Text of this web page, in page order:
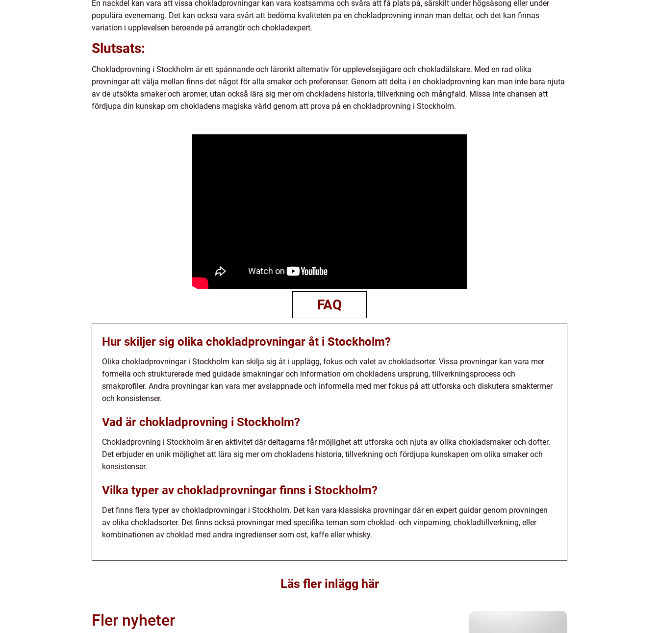
En nackdel kan vara att vissa chokladprovningar kan vara kostsamma och svåra att få plats på, särskilt under högsäsong eller under
populära evenemang. Det kan också vara svårt att bedöma kvaliteten på en chokladprovning innan man deltar, och det kan finnas
variation i upplevelsen beroende på arrangör och chokladexpert.
Slutsats:
Chokladprovning i Stockholm är ett spännande och lärorikt alternativ för upplevelsejägare och chokladälskare. Med en rad olika
provningar att välja mellan finns det något för alla smaker och preferenser. Genom att delta i en chokladprovning kan man inte bara njuta
av de utsökta smaker och aromer, utan också lära sig mer om chokladens historia, tillverkning och mångfald. Missa inte chansen att
fördjupa din kunskap om chokladens magiska värld genom att prova på en chokladprovning i Stockholm.
FAQ
Hur skiljer sig olika chokladprovningar åt i Stockholm?
Olika chokladprovningar i Stockholm kan skilja sig åt i upplägg, fokus och valet av chokladsorter. Vissa provningar kan vara mer
formella och strukturerade med guidade smakningar och information om chokladens ursprung, tillverkningsprocess och
smakprofiler. Andra provningar kan vara mer avslappnade och informella med mer fokus på att utforska och diskutera smaktermer
och konsistenser.
Vad är chokladprovning i Stockholm?
Chokladprovning i Stockholm är en aktivitet där deltagarna får möjlighet att utforska och njuta av olika chokladsmaker och dofter.
Det erbjuder en unik möjlighet att lära sig mer om chokladens historia, tillverkning och fördjupa kunskapen om olika smaker och
konsistenser.
Vilka typer av chokladprovningar finns i Stockholm?
Det finns flera typer av chokladprovningar i Stockholm. Det kan vara klassiska provningar där en expert guidar genom provningen
av olika chokladsorter. Det finns också provningar med specifika teman som choklad- och vinparning, chokladtillverkning, eller
kombinationen av choklad med andra ingredienser som ost, kaffe eller whisky.
Läs fler inlägg här
Fler nyheter